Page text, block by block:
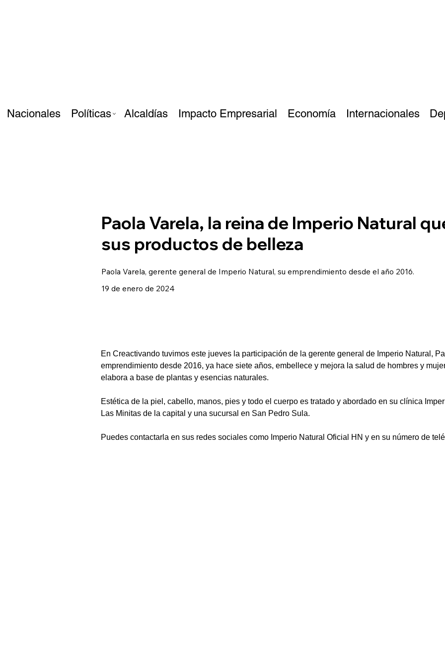
Nacionales Políticas Alcaldías Impacto Empresarial Economía Internacionales
Paola Varela, la reina de Imperio Natural
sus productos de belleza
Paola Varela, gerente general de Imperio Natural, su emprendimiento desde el año 2016.
19 de enero de 2024
En Creactivando tuvimos este jueves la participación de la gerente general de Imperio Natural,
emprendimiento desde 2016, ya hace siete años, embellece y mejora la salud de hombres y
elabora a base de plantas y esencias naturales.
Estética de la piel, cabello, manos, pies y todo el cuerpo es tratado y abordado en su clínica
Las Minitas de la capital y una sucursal en San Pedro Sula.
Puedes contactarla en sus redes sociales como Imperio Natural Oficial HN y en su número de